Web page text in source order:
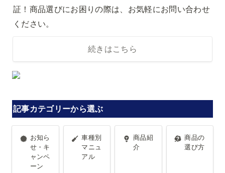
証！商品選びにお困りの際は、お気軽にお問い合わせ
ください。
続きはこちら
記事カテゴリーから選ぶ
お知らせ・
キャンペー
お知ら
せ・キ
ャンペ
ーン
車種別マニ
ュアル
車種別
マニュ
アル
商品紹介
商品紹
介
商品の選び
商品の
選び方